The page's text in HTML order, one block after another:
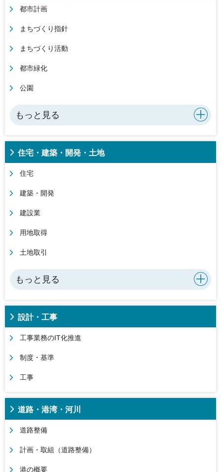
都市計画
まちづくり指針
まちづくり活動
都市緑化
公園
もっと見る
住宅・建築・開発・土地
住宅
建築・開発
建設業
用地取得
土地取引
もっと見る
設計・工事
工事業務のIT化推進
制度・基準
工事
道路・港湾・河川
道路整備
計画・取組（道路整備）
港の概要